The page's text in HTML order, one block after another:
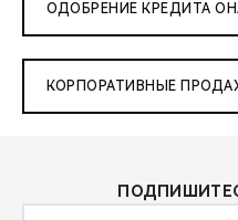
ОДОБРЕНИЕ КРЕДИТА
КОРПОРАТИВНЫЕ